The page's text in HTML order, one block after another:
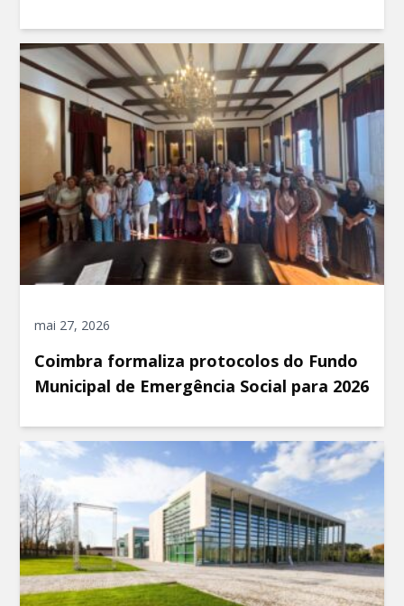
mai 27, 2026
Coimbra formaliza protocolos do Fundo
Municipal de Emergência Social para 2026